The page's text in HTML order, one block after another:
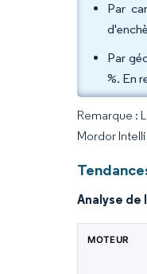
Par
Par
%. En
Remarque :
Mordor
Analyse
MOTEUR